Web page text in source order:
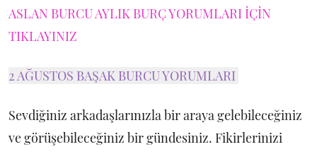
ASLAN BURCU AYLIK BURÇ YORUMLARI İÇİN
TIKLAYINIZ
2 AĞUSTOS BAŞAK BURCU YORUMLARI
Sevdiğiniz arkadaşlarınızla bir araya gelebileceğiniz
ve görüşebileceğiniz bir gündesiniz. Fikirlerinizi